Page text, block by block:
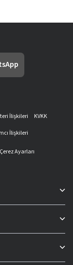
İlişkileri
KVKK
İlişkileri
Çerez Ayarları